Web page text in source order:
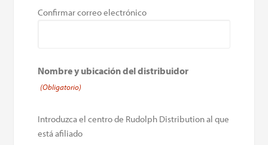
Confirmar correo electrónico
Nombre y ubicación del distribuidor
(Obligatorio)
Introduzca el centro de Rudolph Distribution al que
está afiliado